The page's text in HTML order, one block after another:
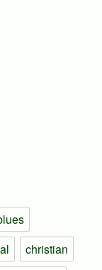
christian